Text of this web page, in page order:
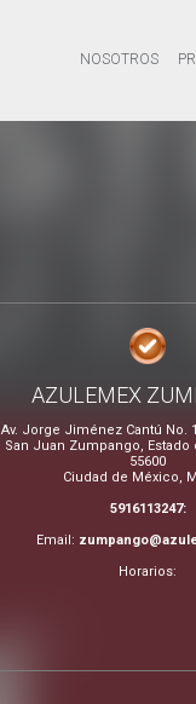
NOSOTROS
AZULEMEX
Av. Jorge Jiménez Cantú No.
San Juan Zumpango, Estado
55600
Ciudad de México,
5916113247:
Email:
Horarios: